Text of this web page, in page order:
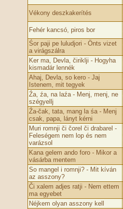
Vékony deszkakerítés
Fehér kancsó, piros bor
Śor paji pe luludjori - Önts vizet
a virágszálra
Ker ma, Devla, čiriklji - Hogyha
kismadár lennék
Ahaj, Devla, so kero - Jaj
Istenem, mit tegyek
Źa, źa, na laźa - Menj, menj, ne
szégyellj
Źa-čak, tata, mang la śa - Menj
csak, papa, lányt kérni
Muri romnji či čorel či drabarel -
Feleségem nem lop és nem
varázsol
Kana gelem ando foro - Mikor a
vásárba mentem
So mangel i romnji? - Mit kíván
az asszony?
Či xalem adjes ratji - Nem ettem
ma egyebet
Néjkem olyan asszony kell